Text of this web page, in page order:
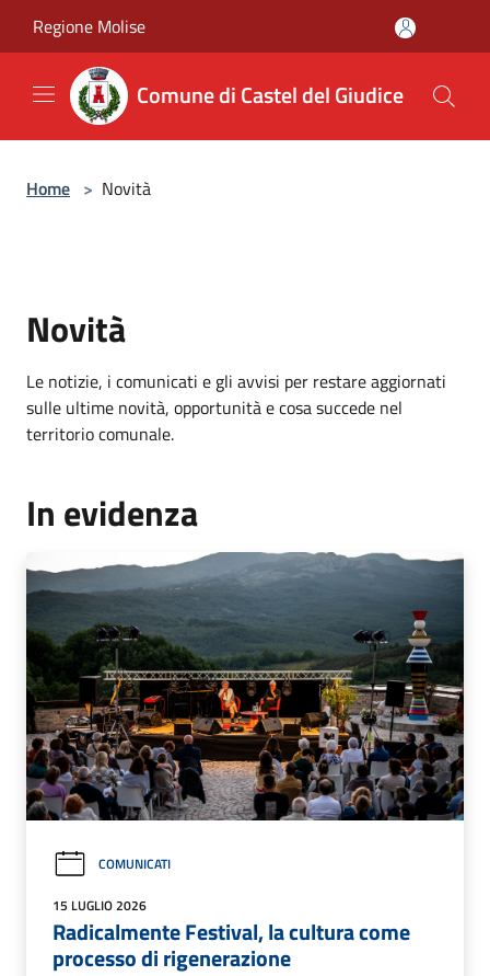
Regione Molise
Comune di Castel del Giudice
Home > Novità
Novità
Le notizie, i comunicati e gli avvisi per restare aggiornati
sulle ultime novità, opportunità e cosa succede nel
territorio comunale.
In evidenza
COMUNICATI
15 LUGLIO 2026
Radicalmente Festival, la cultura come
processo di rigenerazione